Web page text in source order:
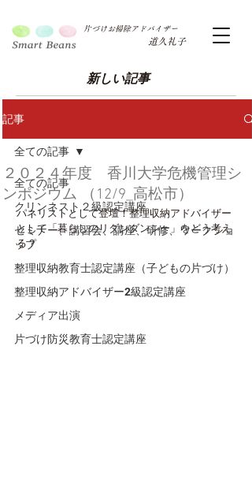
片づけお掃除アドバイザー
道久礼子
新しい記事
記事
全ての記事
クリンネスト２級認定講座
セミナー、講習会、講座、研修、ワークショ
ップ
整理収納教育士認定講座（子どもの片づけ）
整理収納アドバイザー2級認定講座
メディア出演
片づけ防災教育士認定講座
全ての記事
２０２４年度 香川大学危機管理シ
ンポジウム （12/9_高松市）
パネリストとして登壇！整理収納アドバイザー
として「暮らしのリダンダンシー」をどう考え
る？